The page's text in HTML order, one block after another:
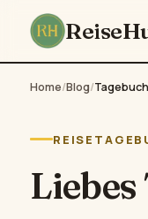
Home/Blog/Tagebuch